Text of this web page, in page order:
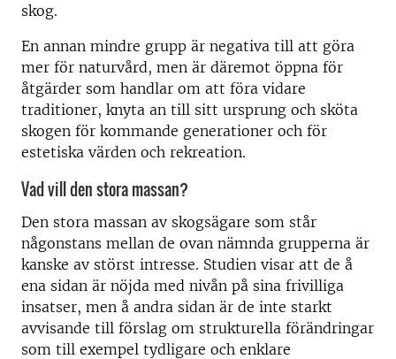
skog.
En annan mindre grupp är negativa till att göra
mer för naturvård, men är däremot öppna för
åtgärder som handlar om att föra vidare
traditioner, knyta an till sitt ursprung och sköta
skogen för kommande generationer och för
estetiska värden och rekreation.
Vad vill den stora massan?
Den stora massan av skogsägare som står
någonstans mellan de ovan nämnda grupperna är
kanske av störst intresse. Studien visar att de å
ena sidan är nöjda med nivån på sina frivilliga
insatser, men å andra sidan är de inte starkt
avvisande till förslag om strukturella förändringar
som till exempel tydligare och enklare